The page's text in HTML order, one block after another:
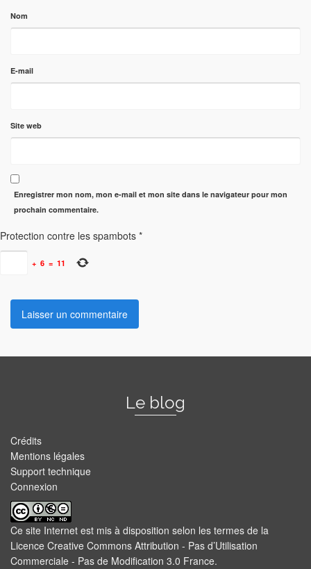
Nom
E-mail
Site web
Enregistrer mon nom, mon e-mail et mon site dans le navigateur pour mon
prochain commentaire.
Protection contre les spambots *
+ 6 = 11
Le blog
Crédits
Mentions légales
Support technique
Connexion
Ce site Internet est mis à disposition selon les termes de la
Licence Creative Commons Attribution - Pas d’Utilisation
Commerciale - Pas de Modification 3.0 France.